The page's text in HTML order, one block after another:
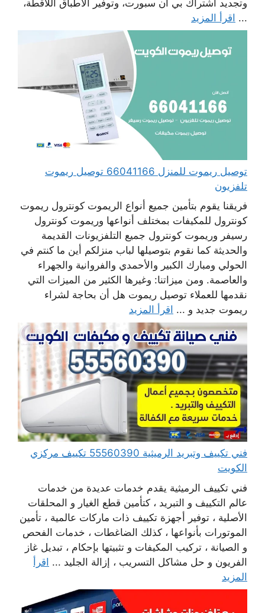
وتجديد اشتراك بي أن سبورت، وتوفير الأطباق اللاقطة،
... اقرأ المزيد
توصيل ريموت للمنزل 66041166 توصيل ريموت
تلفزيون
فريقنا يقوم بتأمين جميع أنواع الريموت كونترول ريموت
كونترول للمكيفات بمختلف أنواعها وريموت كونترول
رسيفر وريموت كونترول جميع التلفزيونات القديمة
والحديثة كما نقوم بتوصيلها لباب منزلكم أين ما كنتم في
الحولي ومبارك الكبير والأحمدي والفروانية والجهراء
والعاصمة. ومن ميزاتنا: وغيرها الكثير من الميزات التي
نقدمها للعملاء توصيل ريموت هل أن بحاجة لشراء
ريموت جديد و ... اقرأ المزيد
فني تكييف وتبريد الرميثية 55560390 تكييف مركزي
الكويت
فني تكييف الرميثية يقدم خدمات عديدة من خدمات
عالم التكييف و التبريد ، كتأمين قطع الغيار و المحلقات
الأصلية ، توفير أجهزة تكييف ذات ماركات عالمية ، تأمين
الموتورات بأنواعها ، كذلك الضاغطات ، خدمات الفحص
و الصيانة ، تركيب المكيفات و تثبيتها بإحكام ، تبديل غاز
الفريون و حل مشاكل التسريب ، إزالة الجليد ... اقرأ
المزيد